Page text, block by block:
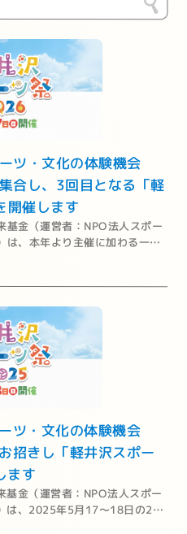
ツ・文化の体験機会
合し、3回目となる「軽
開催します
基金（運営者：NPO法人スポー
は、本年より主催に加わる一般
財団とともに2026年5月16～
ツ・文化の体験機会
招きし「軽井沢スポー
ます
基金（運営者：NPO法人スポー
は、2025年5月17～18日の2日
スポーツ祭2025」を開催いた